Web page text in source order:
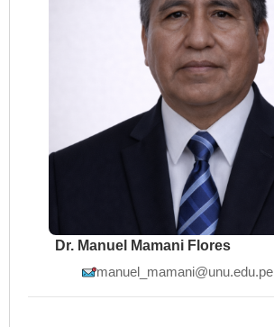
Dr. Manuel Mamani Flores
manuel_mamani@unu.edu.pe